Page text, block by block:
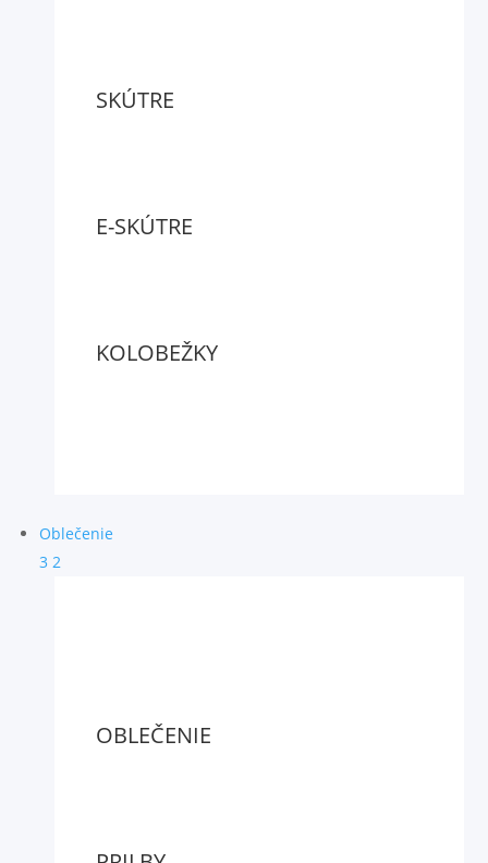
SKÚTRE
E-SKÚTRE
KOLOBEŽKY
Oblečenie
3 2
OBLEČENIE